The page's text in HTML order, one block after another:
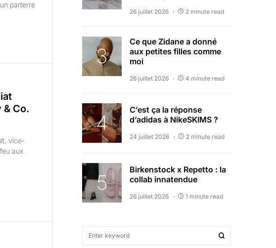
parterre
Co.
vice-
aux
26 juillet 2026 2 minute read
Ce que Zidane a donné
aux petites filles comme
moi
26 juillet 2026 4 minute read
C’est ça la réponse
d’adidas à NikeSKIMS ?
24 juillet 2026 2 minute read
Birkenstock x Repetto : la
collab innatendue
26 juillet 2026 1 minute read